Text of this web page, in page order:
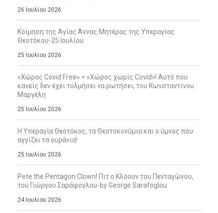
26 Ιουλίου 2026
Κοίμηση της Αγίας Άννας Μητέρας της Υπεραγίας
Θεοτόκου-25 Ιουλίου
25 Ιουλίου 2026
«Χώρος Covid Free» = «Χώρος χωρίς Covid»! Αυτό που
κανείς δεν έχει τολμήσει να ρωτήσει, του Κωνσταντίνου
Μαργέλη
25 Ιουλίου 2026
Η Υπεραγία Θεοτόκος, τα Θεοτοκονύμια και ο ύμνος που
αγγίζει τα ουράνια!
25 Ιουλίου 2026
Pete the Pentagon Clown! Πιτ ο Κλόουν του Πενταγώνου,
του Γιώργου Σαράφογλου-by George Sarafoglou
24 Ιουλίου 2026